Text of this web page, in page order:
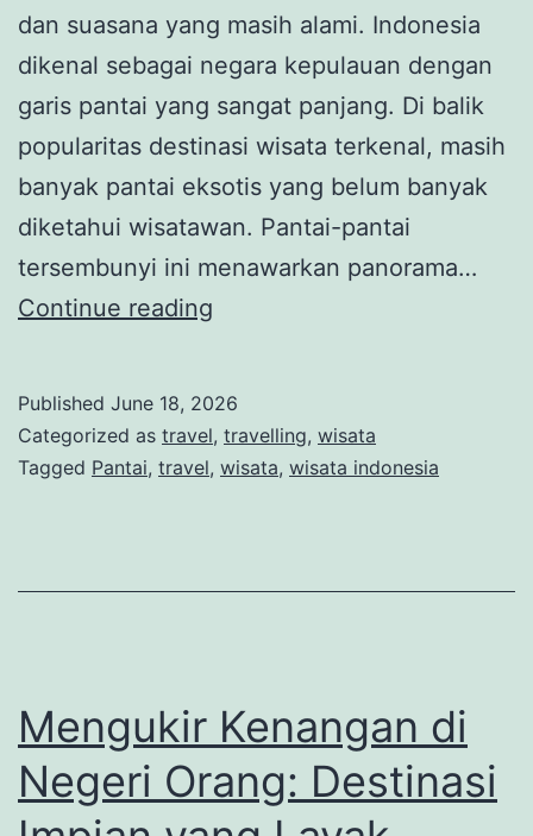
dan suasana yang masih alami. Indonesia
dikenal sebagai negara kepulauan dengan
garis pantai yang sangat panjang. Di balik
popularitas destinasi wisata terkenal, masih
banyak pantai eksotis yang belum banyak
diketahui wisatawan. Pantai-pantai
tersembunyi ini menawarkan panorama…
Continue reading
Eksotis
yang
Published June 18, 2026
Categorized as travel, travelling, wisata
Tagged Pantai, travel, wisata, wisata indonesia
Mengukir Kenangan di
Negeri Orang: Destinasi